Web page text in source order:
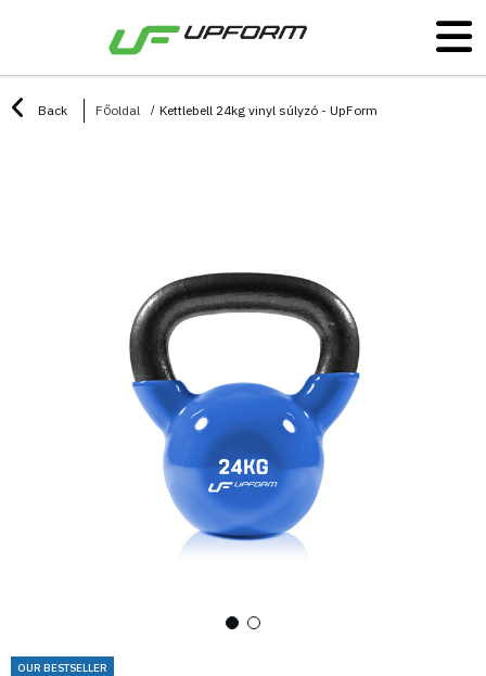
Back Főoldal Kettlebell 24kg vinyl súlyzó - UpForm
OUR BESTSELLER